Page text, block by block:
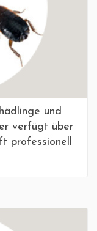
und
verfügt über
professionell